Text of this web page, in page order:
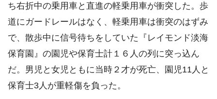
ち右折中の乗用車と直進の軽乗用車が衝突した。歩
道にガードレールはなく、軽乗用車は衝突のはずみ
で、散歩中に信号待ちをしていた『レイモンド淡海
保育園』の園児や保育士計１６人の列に突っ込ん
だ。男児と女児ともに当時２才が死亡、園児11人と
保育士3人が重軽傷を負った。